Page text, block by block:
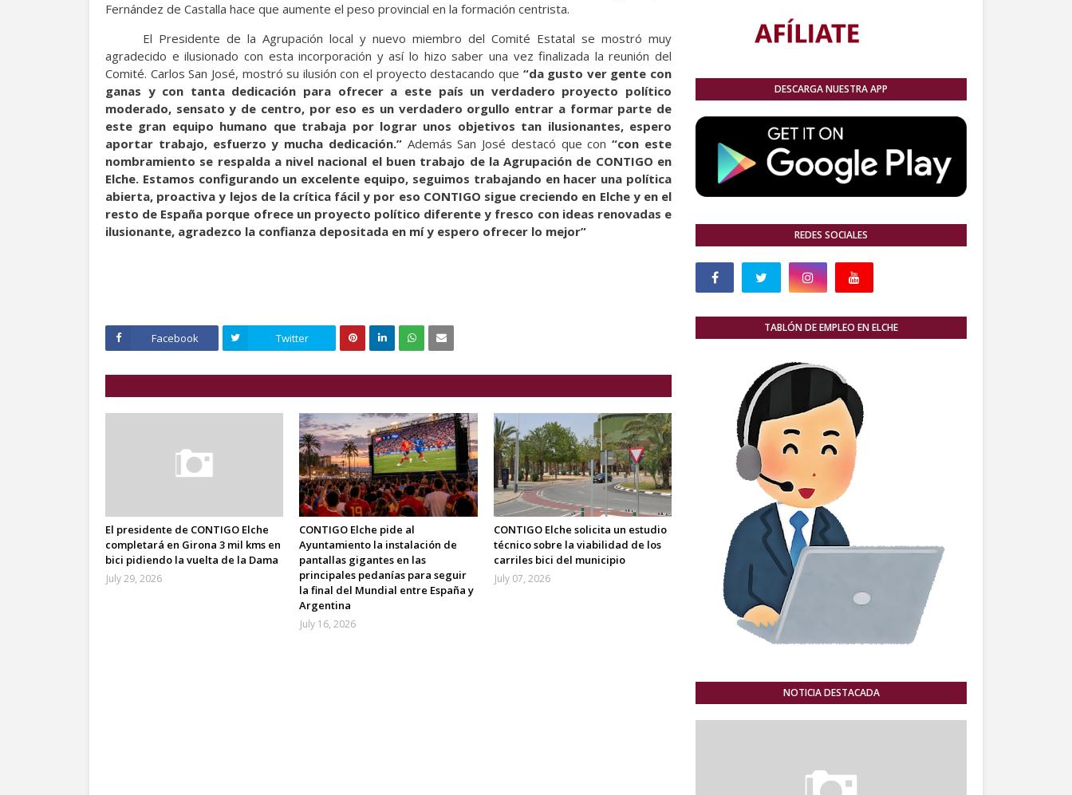
Fernández de Castalla hace que aumente el peso provincial en la formación centrista.
El Presidente de la Agrupación local y nuevo miembro del Comité Estatal se mostró muy
agradecido e ilusionado con esta incorporación y así lo hizo saber una vez finalizada la reunión del
Comité. Carlos San José, mostró su ilusión con el proyecto destacando que “da gusto ver gente con
ganas y con tanta dedicación para ofrecer a este país un verdadero proyecto político
moderado, sensato y de centro, por eso es un verdadero orgullo entrar a formar parte de
este gran equipo humano que trabaja por lograr unos objetivos tan ilusionantes, espero
aportar trabajo, esfuerzo y mucha dedicación.”Además San José destacó que con“con este
nombramiento se respalda a nivel nacional el buen trabajo de la Agrupación de CONTIGO en
Elche. Estamos configurando un excelente equipo, seguimos trabajando en hacer una política
abierta, proactiva y lejos de la crítica fácil y por eso CONTIGO sigue creciendo en Elche y en el
resto de España porque ofrece un proyecto político diferente y fresco con ideas renovadas e
ilusionante, agradezco la confianza depositada en mí y espero ofrecer lo mejor”
Facebook Twitter
El presidente de CONTIGO Elche
completará en Girona 3 mil kms en
bici pidiendo la vuelta de la Dama
July 29, 2026
CONTIGO Elche pide al
Ayuntamiento la instalación de
pantallas gigantes en las
principales pedanías para seguir
la final del Mundial entre España y
Argentina
July 16, 2026
CONTIGO Elche solicita un estudio
técnico sobre la viabilidad de los
carriles bici del municipio
July 07, 2026
DESCARGA NUESTRA APP
REDES SOCIALES
TABLÓN DE EMPLEO EN ELCHE
NOTICIA DESTACADA